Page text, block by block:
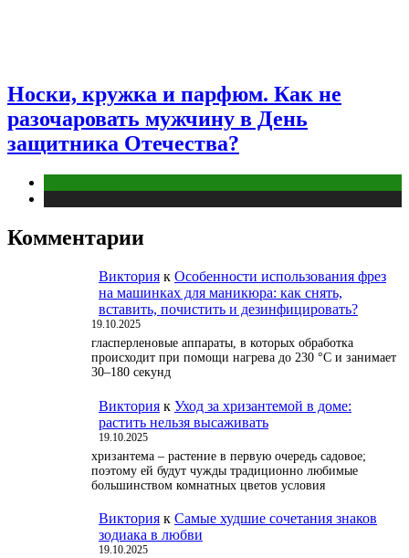
Носки, кружка и парфюм. Как не
разочаровать мужчину в День
защитника Отечества?
Комментарии
Виктория к Особенности использования фрез
на машинках для маникюра: как снять,
вставить, почистить и дезинфицировать?
19.10.2025
гласперленовые аппараты, в которых обработка
происходит при помощи нагрева до 230 °С и занимает
30–180 секунд
Виктория к Уход за хризантемой в доме:
растить нельзя высаживать
19.10.2025
хризантема – растение в первую очередь садовое;
поэтому ей будут чужды традиционно любимые
большинством комнатных цветов условия
Виктория к Самые худшие сочетания знаков
зодиака в любви
19.10.2025